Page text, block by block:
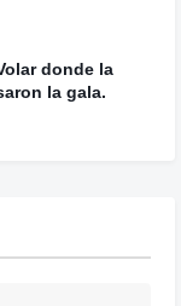
donde la
la gala.